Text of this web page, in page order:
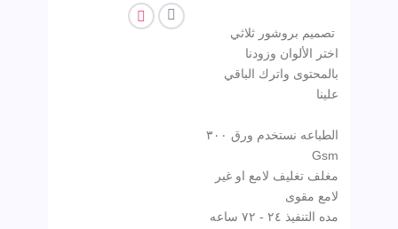
تصميم بروشور ثلاثي
اختر الألوان وزودنا
بالمحتوى واترك الباقي
الطباعه نستخدم ورق ٣٠٠
Gsm
مغلف تغليف لامع او غير
مده التنفيذ ٢٤ - ٧٢ ساعه